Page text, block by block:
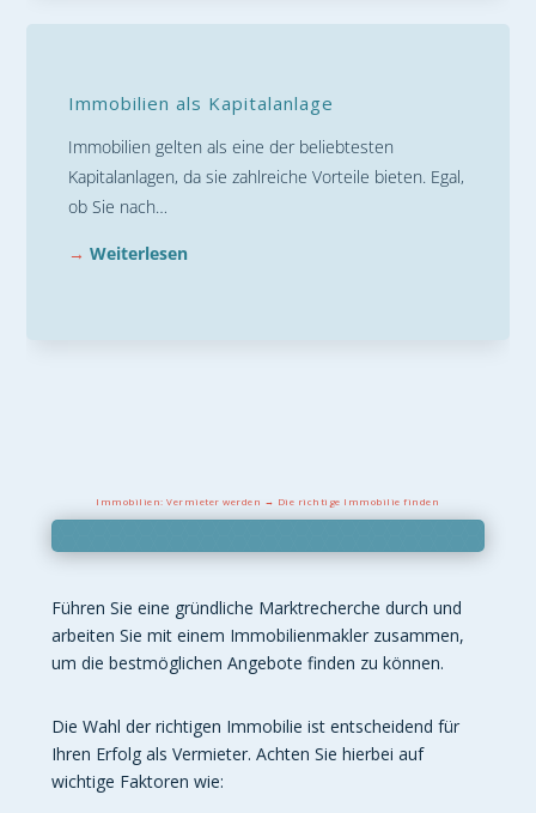
Immobilien als Kapitalanlage
Immobilien gelten als eine der beliebtesten
Kapitalanlagen, da sie zahlreiche Vorteile bieten. Egal,
ob Sie nach…
→ Weiterlesen
Immobilien: Vermieter werden → Die richtige Immobilie finden
Führen Sie eine gründliche Marktrecherche durch und
arbeiten Sie mit einem Immobilienmakler zusammen,
um die bestmöglichen Angebote finden zu können.
Die Wahl der richtigen Immobilie ist entscheidend für
Ihren Erfolg als Vermieter. Achten Sie hierbei auf
wichtige Faktoren wie: